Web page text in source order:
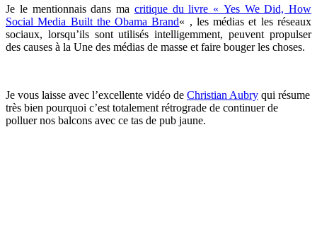
Je le mentionnais dans ma critique du livre « Yes We Did, How
Social Media Built the Obama Brand« , les médias et les réseaux
sociaux, lorsqu’ils sont utilisés intelligemment, peuvent propulser
des causes à la Une des médias de masse et faire bouger les choses.
Je vous laisse avec l’excellente vidéo de Christian Aubry qui résume
très bien pourquoi c’est totalement rétrograde de continuer de
polluer nos balcons avec ce tas de pub jaune.